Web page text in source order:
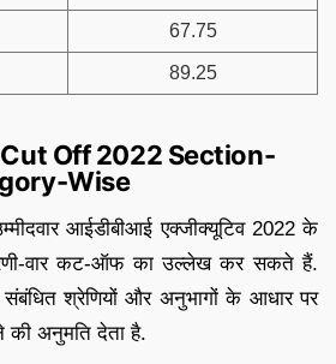
67.75
89.25
Off 2022 Section-
Wise
आईडीबीआई एक्जीक्यूटिव 2022 के
वार कट-ऑफ का उल्लेख कर सकते हैं.
संबंधित श्रेणियों और अनुभागों के आधार पर
अनुमति देता है.